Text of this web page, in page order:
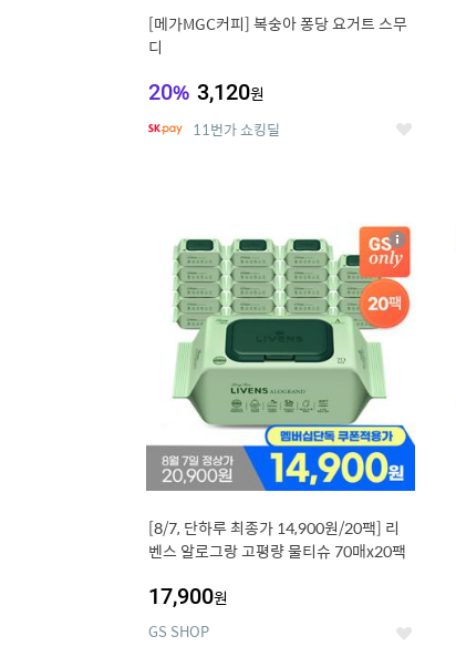
[메가MGC커피] 복숭아 퐁당 요거트 스무
디
20% 3,120원
11번가 쇼킹딜 좋
[8/7, 단하루 최종가 14,900원/20팩] 리
벤스 알로그랑 고평량 물티슈 70매x20팩
17,900원
GS SHOP 좋
상
세